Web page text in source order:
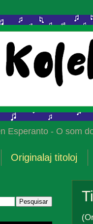
Esperanto - O som
Originalaj titoloj